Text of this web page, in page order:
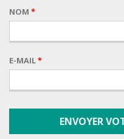
NOM *
E-MAIL*